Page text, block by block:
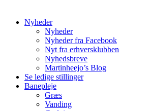
Nyheder
Nyheder
Nyheder fra Facebook
Nyt fra erhversklubben
Nyhedsbreve
Martinheejo’s Blog
Se ledige stillinger
Banepleje
Græs
Vanding